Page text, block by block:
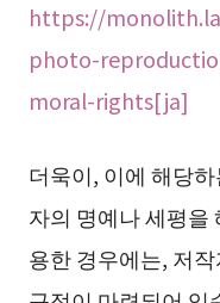
https://
photo-
moral-rights[ja]
더욱이, 이에 해당
자의 명예나 세평을
용한 경우에는, 저